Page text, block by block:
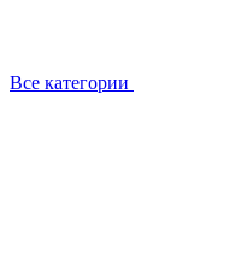
Все категории